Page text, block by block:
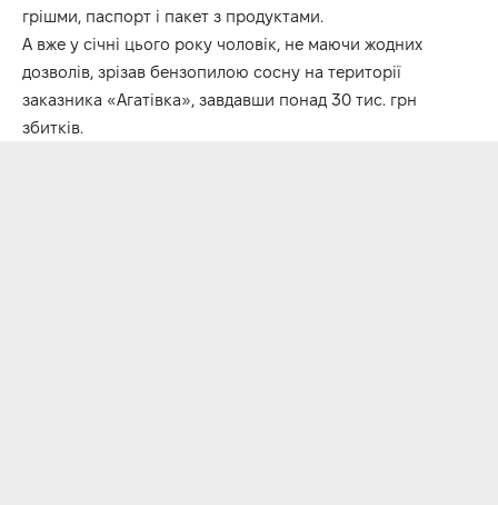
грішми, паспорт і пакет з продуктами.
А вже у січні цього року чоловік, не маючи жодних
дозволів, зрізав бензопилою сосну на території
заказника «Агатівка», завдавши понад 30 тис. грн
збитків.